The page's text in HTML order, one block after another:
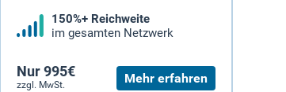
150%+ Reichweite
im gesamten Netzwerk
Nur 995€
zzgl. MwSt. Mehr erfahren